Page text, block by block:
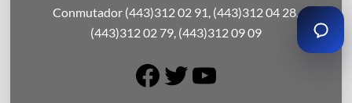
Conmutador (443)312 02 91, (443)312 04 28,
(443)312 02 79, (443)312 09 09
Facebook
Twitter
YouTube